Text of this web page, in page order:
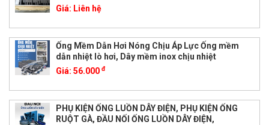
Giá: Liên hệ
Ống Mềm Dẫn Hơi Nóng Chịu Áp Lực Ống mềm
dẫn nhiệt lò hơi, Dây mềm inox chịu nhiệt
Giá: 56.000 đ
PHỤ KIỆN ỐNG LUỒN DÂY ĐIỆN, PHỤ KIỆN ỐNG
RUỘT GÀ, ĐẦU NỐI ỐNG LUỒN DÂY ĐIỆN,